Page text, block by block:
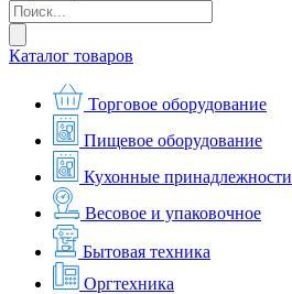
Каталог товаров
Торговое оборудование
Пищевое оборудование
Кухонные принадлежности
Весовое и упаковочное
Бытовая техника
Оргтехника